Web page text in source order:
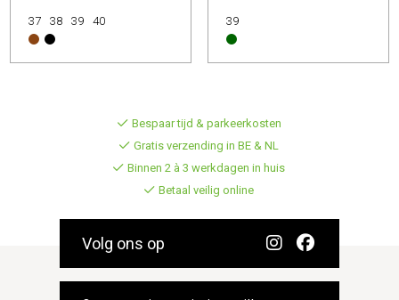
37 38 39 40 39
Bespaar tijd & parkeerkosten
Gratis verzending in BE & NL
Binnen 2 à 3 werkdagen in huis
Betaal veilig online
Volg ons op